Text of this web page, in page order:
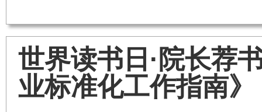
世界读书日·院长荐
业标准化工作指南》